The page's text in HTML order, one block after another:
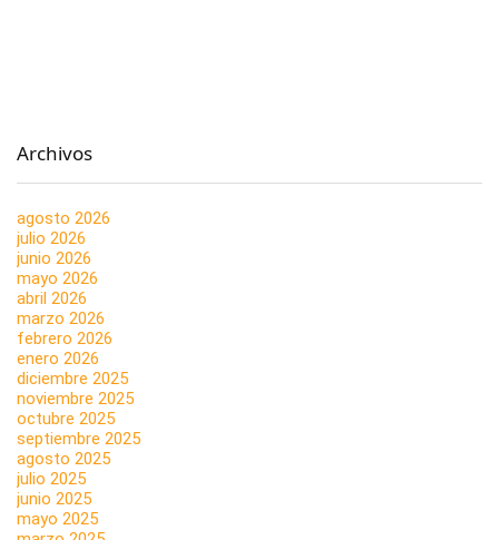
Archivos
agosto 2026
julio 2026
junio 2026
mayo 2026
abril 2026
marzo 2026
febrero 2026
enero 2026
diciembre 2025
noviembre 2025
octubre 2025
septiembre 2025
agosto 2025
julio 2025
junio 2025
mayo 2025